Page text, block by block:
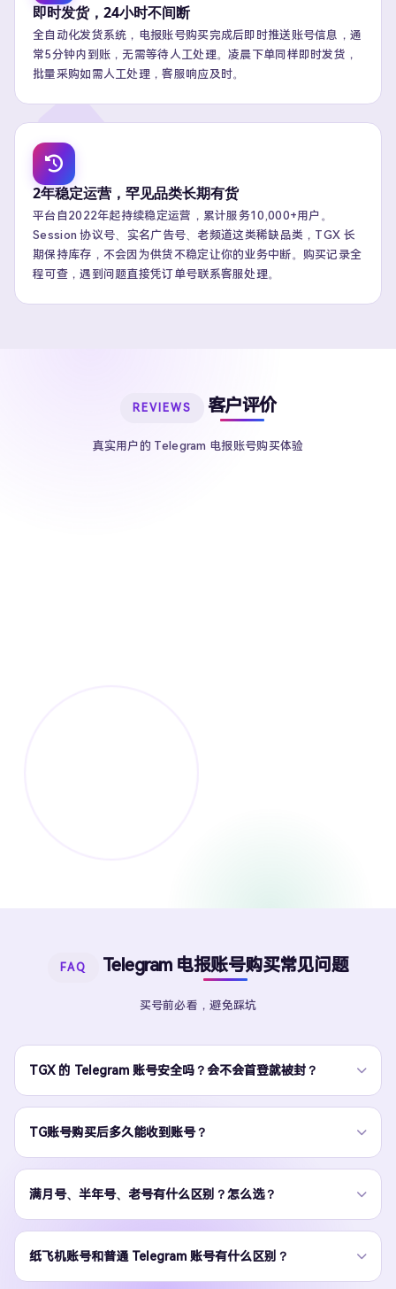
即时发货，24小时不间断
全自动化发货系统，电报账号购买完成后即时推送账号信息，通
常5分钟内到账，无需等待人工处理。凌晨下单同样即时发货，
批量采购如需人工处理，客服响应及时。
2年稳定运营，罕见品类长期有货
平台自2022年起持续稳定运营，累计服务10,000+用户。
Session 协议号、实名广告号、老频道这类稀缺品类，TGX 长
期保持库存，不会因为供货不稳定让你的业务中断。购买记录全
程可查，遇到问题直接凭订单号联系客服处理。
REVIEWS 客户评价
真实用户的 Telegram 电报账号购买体验
FAQ Telegram 电报账号购买常见问题
买号前必看，避免踩坑
TGX 的 Telegram 账号安全吗？会不会首登就被封？
TG账号购买后多久能收到账号？
满月号、半年号、老号有什么区别？怎么选？
纸飞机账号和普通 Telegram 账号有什么区别？